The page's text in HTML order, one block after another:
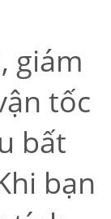
giám
tốc
bất
bạn